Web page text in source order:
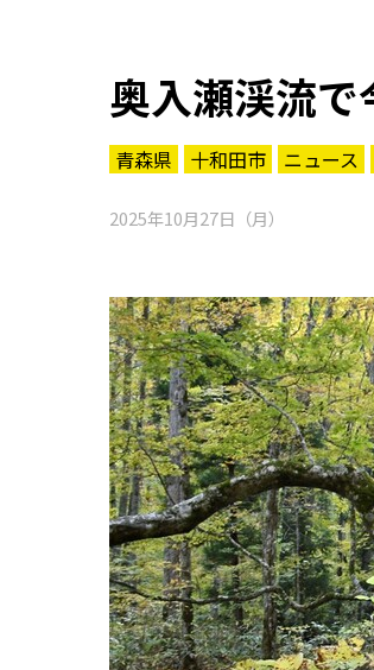
奥入瀬渓流
青森県 十和田市 ニュース
2025年10月27日（月）
パワースポット